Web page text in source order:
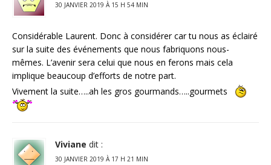
30 JANVIER 2019 À 15 H 54 MIN
Considérable Laurent. Donc à considérer car tu nous as éclairé
sur la suite des événements que nous fabriquons nous-
mêmes. L’avenir sera celui que nous en ferons mais cela
implique beaucoup d’efforts de notre part.
Vivement la suite…..ah les gros gourmands…..gourmets
Viviane dit :
30 JANVIER 2019 À 17 H 21 MIN